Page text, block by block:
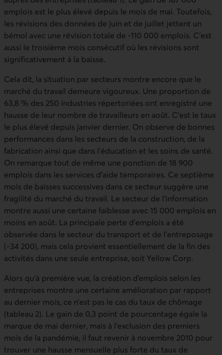
emplois est le plus élevé depuis le mois de mai. Toutefois,
les révisions des données de juin et de juillet jettent un
bémol avec une révision totale de -110 000 emplois. C’est
aussi le troisième mois consécutif où les révisions sont
significativement à la baisse.
Cela dit, la situation par secteurs montre encore que le
marché du travail demeure vigoureux. Une proportion de
63,8 % des 250 industries répertoriées ont enregistré une
hausse de leur nombre de travailleurs en août. C’est le taux
le plus élevé depuis janvier dernier. On observe de bonnes
performances dans les secteurs de la construction, de la
fabrication ainsi que dans l’éducation et les soins de santé.
On remarque tout de même une ponction de 18 900
emplois dans les services d’aide temporaires. Ce septième
mois de baisses successives dans ce secteur suggère une
fragilité du marché du travail. Le secteur de l’information
montre aussi une certaine faiblesse avec 15 000 emplois en
moins en août. La principale perte d’emplois a été
observée dans le secteur du transport et de l’entreposage
(-34 200), mais cela provient essentiellement de la fin des
activités dans une seule entreprise, soit Yellow Corp.
Alors qu’à première vue, la création d‘emplois selon les
entreprises montre une certaine amélioration par rapport
au dernier mois, ce n’est pas le cas du taux de chômage
(tableau 2). Le gain de 0,3 point de pourcentage égale la
marque de mai dernier, mais à l’exclusion des premiers
mois de la pandémie, il faut revenir à novembre 2010 pour
trouver une hausse mensuelle plus forte du taux de